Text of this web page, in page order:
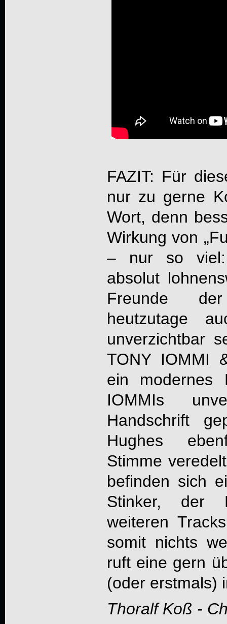
FAZIT: Für
nur zu gerne
Wort, denn
Wirkung von
– nur so viel:
absolut
Freunde
heutzutage
unverzichtbar
TONY IOMMI
ein modernes
IOMMIs
Handschrift
Hughes
Stimme
befinden sich
Stinker, der
weiteren
somit nichts
ruft eine gern
(oder erstmals)
Thoralf Koß -